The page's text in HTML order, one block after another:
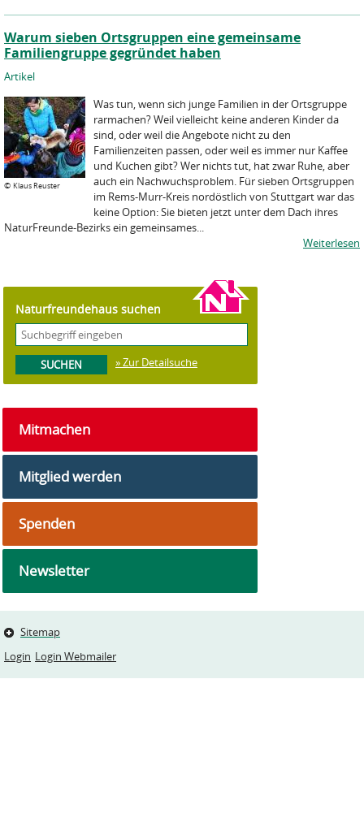
Warum sieben Ortsgruppen eine gemeinsame
Familiengruppe gegründet haben
Artikel
© Klaus Reuster
Was tun, wenn sich junge Familien in der Ortsgruppe
rarmachen? Weil vielleicht keine anderen Kinder da
sind, oder weil die Angebote nicht zu den
Familienzeiten passen, oder weil es immer nur Kaffee
und Kuchen gibt? Wer nichts tut, hat zwar Ruhe, aber
auch ein Nachwuchsproblem. Für sieben Ortsgruppen
im Rems-Murr-Kreis nordöstlich von Stuttgart war das
keine Option: Sie bieten jetzt unter dem Dach ihres
NaturFreunde-Bezirks ein gemeinsames...
Weiterlesen
Naturfreundehaus suchen
» Zur Detailsuche
Mitmachen
Mitglied werden
Spenden
Newsletter
Sitemap
Login Login Webmailer